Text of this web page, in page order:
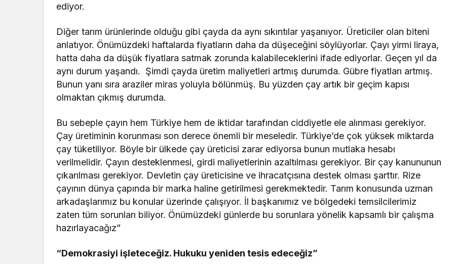
ediyor.
Diğer tarım ürünlerinde olduğu gibi çayda da aynı sıkıntılar yaşanıyor. Üreticiler olan biteni
anlatıyor. Önümüzdeki haftalarda fiyatların daha da düşeceğini söylüyorlar. Çayı yirmi liraya,
hatta daha da düşük fiyatlara satmak zorunda kalabileceklerini ifade ediyorlar. Geçen yıl da
aynı durum yaşandı. Şimdi çayda üretim maliyetleri artmış durumda. Gübre fiyatları artmış.
Bunun yanı sıra araziler miras yoluyla bölünmüş. Bu yüzden çay artık bir geçim kapısı
olmaktan çıkmış durumda.
Bu sebeple çayın hem Türkiye hem de iktidar tarafından ciddiyetle ele alınması gerekiyor.
Çay üretiminin korunması son derece önemli bir meseledir. Türkiye’de çok yüksek miktarda
çay tüketiliyor. Böyle bir ülkede çay üreticisi zarar ediyorsa bunun mutlaka hesabı
verilmelidir. Çayın desteklenmesi, girdi maliyetlerinin azaltılması gerekiyor. Bir çay kanununun
çıkarılması gerekiyor. Devletin çay üreticisine ve ihracatçısına destek olması şarttır. Rize
çayının dünya çapında bir marka haline getirilmesi gerekmektedir. Tarım konusunda uzman
arkadaşlarımız bu konular üzerinde çalışıyor. İl başkanımız ve bölgedeki temsilcilerimiz
zaten tüm sorunları biliyor. Önümüzdeki günlerde bu sorunlara yönelik kapsamlı bir çalışma
hazırlayacağız”
“Demokrasiyi işleteceğiz. Hukuku yeniden tesis edeceğiz”